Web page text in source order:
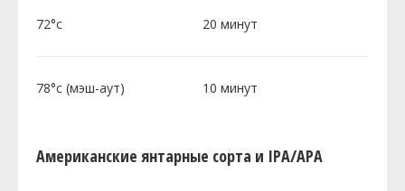
72°c 20 минут
78°c (мэш-аут) 10 минут
Американские янтарные сорта и IPA/APA